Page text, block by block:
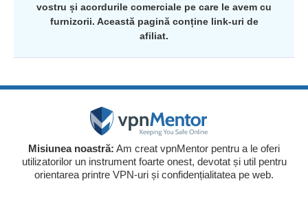
vostru și acordurile comerciale pe care le avem cu
furnizorii. Această pagină conține link-uri de
afiliat.
Misiunea noastră: Am creat vpnMentor pentru a le oferi
utilizatorilor un instrument foarte onest, devotat și util pentru
orientarea printre VPN-uri și confidențialitatea pe web.